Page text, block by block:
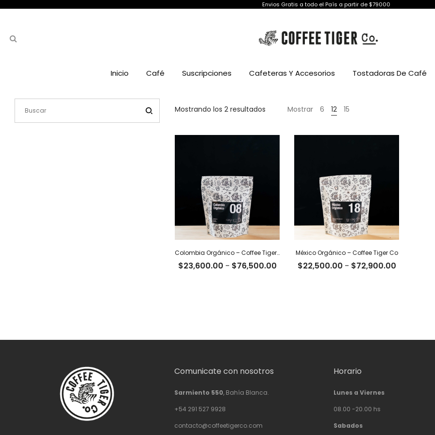
Envios Gratis a todo el País a partir de $79000
Inicio Café Suscripciones Cafeteras Y Accesorios Tostadoras De Café
Mostrando los 2 resultados OrdenadoMostrar 6 12 15
Colombia Orgánico – Coffee Tiger Co
$23,600.00 - $76,500.00Rango
México Orgánico – Coffee Tiger Co
$22,500.00 - $72,900.00Rango
Comunicate con nosotros
Sarmiento 550, Bahía Blanca.
+54 291 527 9928
contacto@coffeetigerco.com
Horario
Lunes a Viernes
08.00 -20.00 hs
Sabados